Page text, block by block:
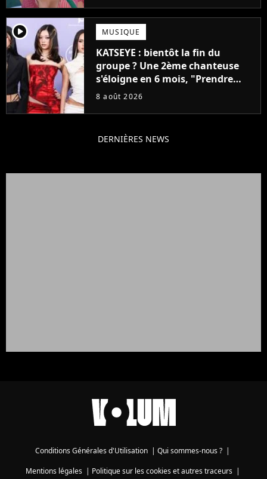
player2 MUSIQUE
KATSEYE : bientôt la fin du
groupe ? Une 2ème chanteuse
s'éloigne en 6 mois, "Prendre
cette décision n’a pas été facile"
8 août 2026
DERNIÈRES NEWS
Conditions Générales d'Utilisation | Qui sommes-nous ? |
Mentions légales| Politique sur les cookies et autres traceurs|